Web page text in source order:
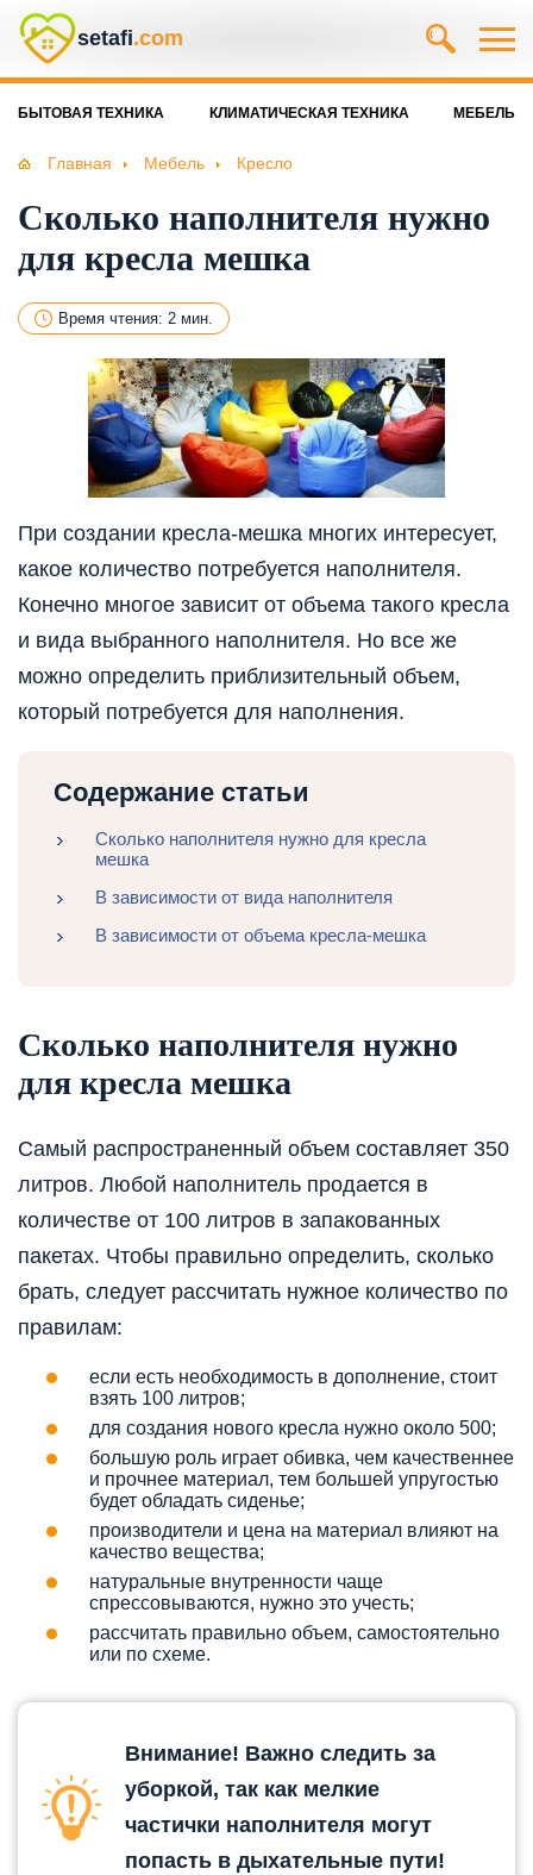
setafi.com
БЫТОВАЯ ТЕХНИКА КЛИМАТИЧЕСКАЯ ТЕХНИКА МЕБЕЛЬ
Главная Мебель Кресло
Сколько наполнителя нужно
для кресла мешка
Время чтения: 2 мин.
При создании кресла-мешка многих интересует,
какое количество потребуется наполнителя.
Конечно многое зависит от объема такого кресла
и вида выбранного наполнителя. Но все же
можно определить приблизительный объем,
который потребуется для наполнения.
Содержание статьи
Сколько наполнителя нужно для кресла
мешка
В зависимости от вида наполнителя
В зависимости от объема кресла-мешка
Сколько наполнителя нужно
для кресла мешка
Самый распространенный объем составляет 350
литров. Любой наполнитель продается в
количестве от 100 литров в запакованных
пакетах. Чтобы правильно определить, сколько
брать, следует рассчитать нужное количество по
правилам:
если есть необходимость в дополнение, стоит
взять 100 литров;
для создания нового кресла нужно около 500;
большую роль играет обивка, чем качественнее
и прочнее материал, тем большей упругостью
будет обладать сиденье;
производители и цена на материал влияют на
качество вещества;
натуральные внутренности чаще
спрессовываются, нужно это учесть;
рассчитать правильно объем, самостоятельно
или по схеме.
Внимание! Важно следить за
уборкой, так как мелкие
частички наполнителя могут
попасть в дыхательные пути!